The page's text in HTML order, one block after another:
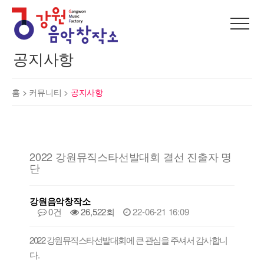
공지사항
홈 > 커뮤니티 > 공지사항
2022 강원뮤직스타선발대회 결선 진출자 명
단
강원음악창작소
0건 26,522회 22-06-21 16:09
2022 강원뮤직스타선발대회에 큰 관심을 주셔서 감사합니
다.